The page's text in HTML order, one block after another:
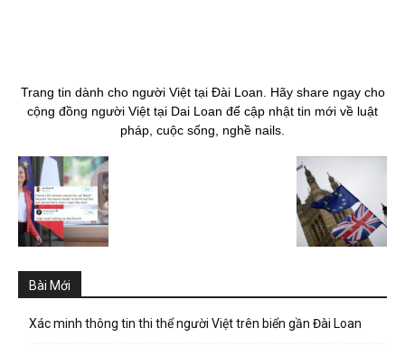
Trang tin dành cho người Việt tại Đài Loan. Hãy share ngay cho
cộng đồng người Việt tại Dai Loan để cập nhật tin mới về luật
pháp, cuộc sống, nghề nails.
Bài Mới
Xác minh thông tin thi thể người Việt trên biển gần Đài Loan